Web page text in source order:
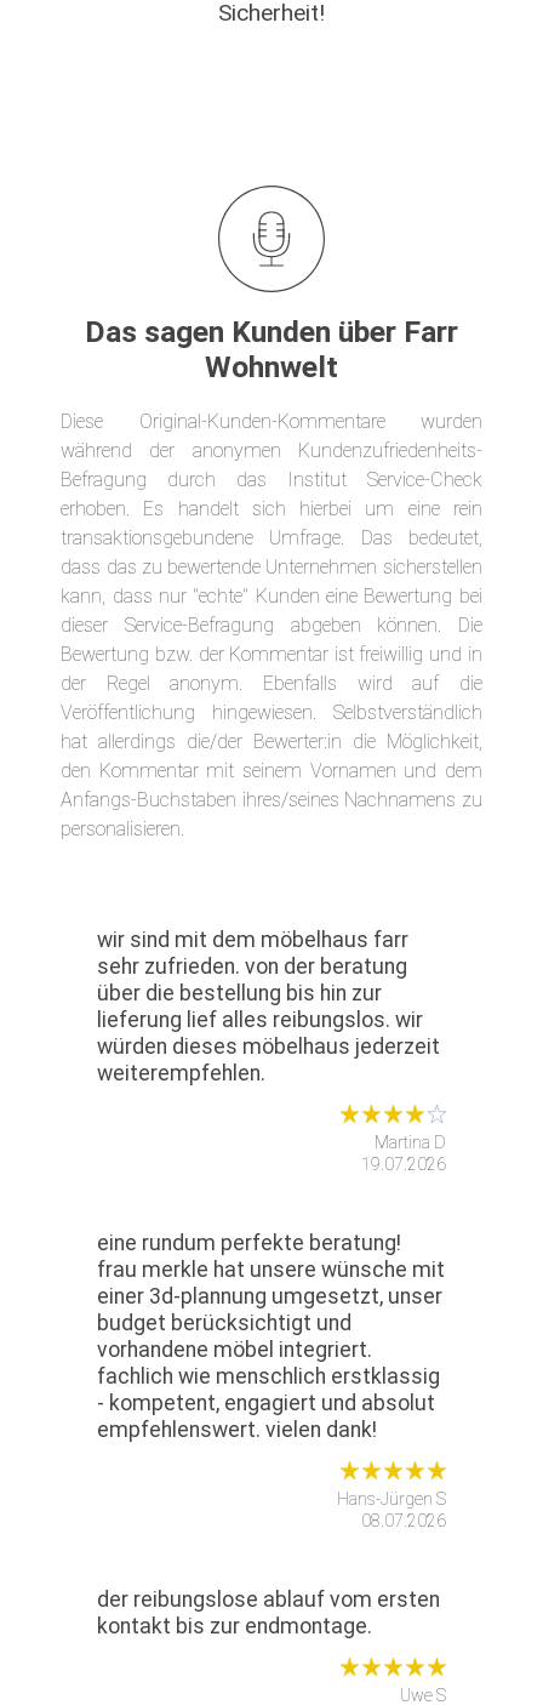
Sicherheit!
Das sagen Kunden über Farr
Wohnwelt
Diese Original-Kunden-Kommentare wurden
während der anonymen Kundenzufriedenheits-
Befragung durch das Institut Service-Check
erhoben. Es handelt sich hierbei um eine rein
transaktionsgebundene Umfrage. Das bedeutet,
dass das zu bewertende Unternehmen sicherstellen
kann, dass nur "echte" Kunden eine Bewertung bei
dieser Service-Befragung abgeben können. Die
Bewertung bzw. der Kommentar ist freiwillig und in
der Regel anonym. Ebenfalls wird auf die
Veröffentlichung hingewiesen. Selbstverständlich
hat allerdings die/der Bewerter:in die Möglichkeit,
den Kommentar mit seinem Vornamen und dem
Anfangs-Buchstaben ihres/seines Nachnamens zu
personalisieren.
wir sind mit dem möbelhaus farr
sehr zufrieden. von der beratung
über die bestellung bis hin zur
lieferung lief alles reibungslos. wir
würden dieses möbelhaus jederzeit
weiterempfehlen.
Martina D
19.07.2026
eine rundum perfekte beratung!
frau merkle hat unsere wünsche mit
einer 3d-plannung umgesetzt, unser
budget berücksichtigt und
vorhandene möbel integriert.
fachlich wie menschlich erstklassig
- kompetent, engagiert und absolut
empfehlenswert. vielen dank!
Hans-Jürgen S
08.07.2026
der reibungslose ablauf vom ersten
kontakt bis zur endmontage.
Uwe S